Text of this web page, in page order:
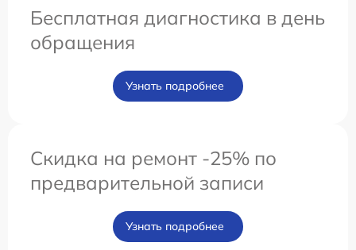
Бесплатная диагностика в день
обращения
Узнать подробнее
Скидка на ремонт -25% по
предварительной записи
Узнать подробнее